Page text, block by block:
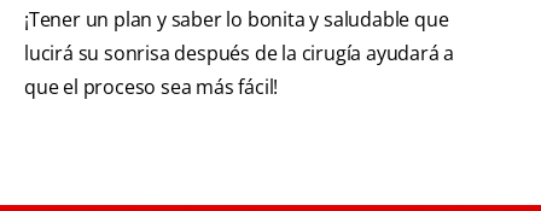
¡Tener un plan y saber lo bonita y saludable que
lucirá su sonrisa después de la cirugía ayudará a
que el proceso sea más fácil!